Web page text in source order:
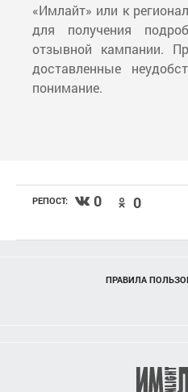
«Имлайт» или к
для получения
отзывной кампании.
доставленные
понимание.
РЕПОСТ: 0 0
ПРАВИЛА